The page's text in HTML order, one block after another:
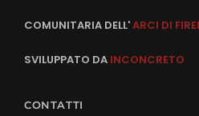
COMUNITARIA DELL'ARCI DI
SVILUPPATO DA INCONCRETO
CONTATTI